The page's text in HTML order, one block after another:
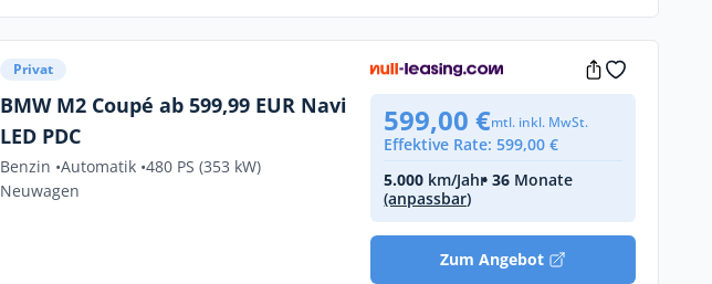
Privat
BMW M2 Coupé ab 599,99 EUR Navi
LED PDC
Benzin •Automatik •480 PS (353 kW)
Neuwagen
599,00 €mtl. inkl. MwSt.
Effektive Rate: 599,00 €
5.000 km/Jahr• 36 Monate
(anpassbar)
Zum Angebot